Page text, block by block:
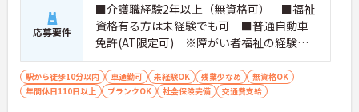
応募要件
■介護職経験2年以上（無資格可） ■福祉
資格有る方は未経験でも可 ■普通自動車
免許(AT限定可) ※障がい者福祉の経験は
不問です。※実務経験2年以上の方、障がい
者福祉に関する経験をお持ちの方大歓迎
駅から徒歩10分以内 車通勤可 未経験OK 残業少なめ
無資格OK
年間休日110日以上
ブランクOK 社会保険完備 交通費支給